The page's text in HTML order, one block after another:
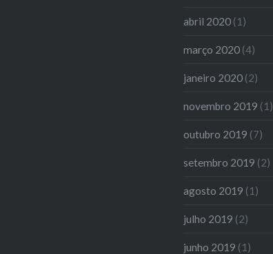
abril 2020 (1)
março 2020 (4)
janeiro 2020 (2)
novembro 2019 (1)
outubro 2019 (7)
setembro 2019 (2)
agosto 2019 (1)
julho 2019 (2)
junho 2019 (1)